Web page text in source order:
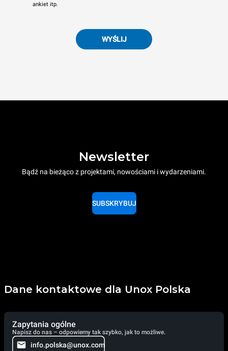
ankiet itp.
WYŚLIJ
Newsletter
Bądź na bieżąco z projektami, nowościami i wydarzeniami.
SUBSKRYBUJ
Dane kontaktowe dla Unox Polska
Zapytania ogólne
Napisz do nas – odpowiemy tak szybko, jak to możliwe.
info.polska@unox.com